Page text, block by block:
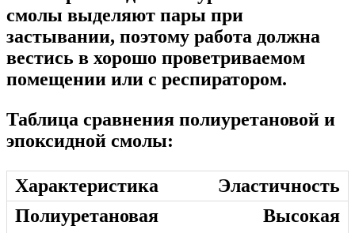
смолы выделяют пары при
застывании, поэтому работа должна
вестись в хорошо проветриваемом
помещении или с респиратором.
Таблица сравнения полиуретановой и
эпоксидной смолы:
Эластичность
Высокая